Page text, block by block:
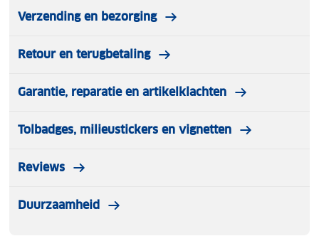
Verzending en bezorging
Retour en terugbetaling
Garantie, reparatie en artikelklachten
Tolbadges, milieustickers en vignetten
Reviews
Duurzaamheid